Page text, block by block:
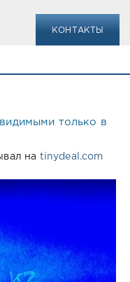
КОНТАКТЫ
только в
на tinydeal.com